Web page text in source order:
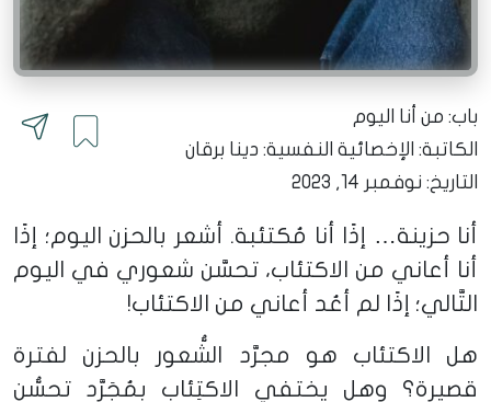
باب: من أنا اليوم
الكاتبة: الإخصائية النفسية: دينا برقان
التاريخ: نوفمبر 14, 2023
أنا حزينة… إذًا أنا مُكتئبة. أشعر بالحزن اليوم؛ إذًا
أنا أعاني من الاكتئاب، تحسَّن شعوري في اليوم
التَّالي؛ إذًا لم أعُد أعاني من الاكتئاب!
هل الاكتئاب هو مجرَّد الشُّعور بالحزن لفترة
قصيرة؟ وهل يختفي الاكتِئاب بمُجَرَّد تحسُّن